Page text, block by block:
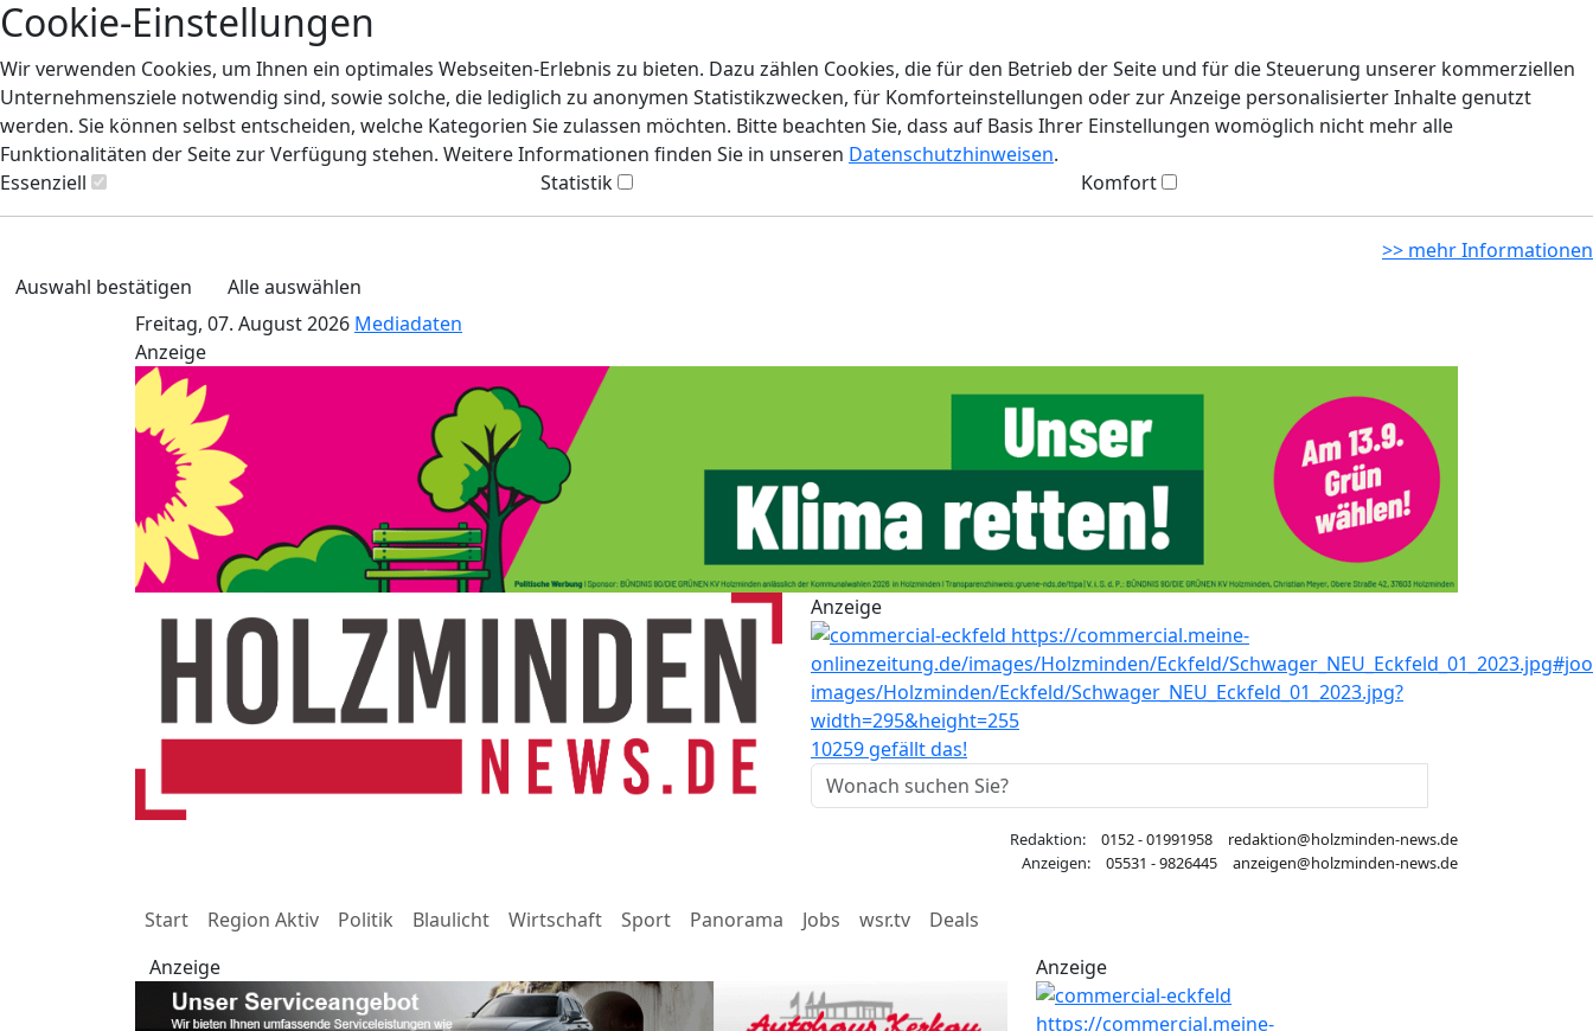
Cookie-Einstellungen
Wir verwenden Cookies, um Ihnen ein optimales Webseiten-Erlebnis zu bieten. Dazu zählen Cookies, die für den Betrieb der Seite und für die Steuerung unserer kommerziellen
Unternehmensziele notwendig sind, sowie solche, die lediglich zu anonymen Statistikzwecken, für Komforteinstellungen oder zur Anzeige personalisierter Inhalte genutzt
werden. Sie können selbst entscheiden, welche Kategorien Sie zulassen möchten. Bitte beachten Sie, dass auf Basis Ihrer Einstellungen womöglich nicht mehr alle
Funktionalitäten der Seite zur Verfügung stehen. Weitere Informationen finden Sie in unseren Datenschutzhinweisen.
Essenziell
Statistik Komfort
>> mehr Informationen
Auswahl bestätigen
Alle auswählen
Freitag, 07. August 2026 Mediadaten
Anzeige
Anzeige
10259 gefällt das!
Redaktion: 0152 - 01991958
redaktion@holzminden-news.de
Anzeigen:
05531 - 9826445 anzeigen@holzminden-news.de
Start Region Aktiv Politik Blaulicht Wirtschaft Sport Panorama Jobs wsr.tv
Deals
Anzeige
Anzeige